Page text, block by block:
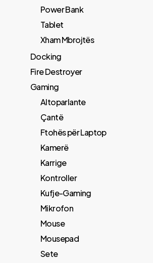
Power Bank
Tablet
Xham Mbrojtës
Docking
Fire Destroyer
Gaming
Altoparlante
Çantë
Ftohës për Laptop
Kamerë
Karrige
Kontroller
Kufje-Gaming
Mikrofon
Mouse
Mousepad
Sete